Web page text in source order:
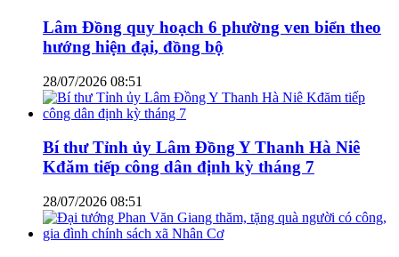
Lâm Đồng quy hoạch 6 phường ven biển theo
hướng hiện đại, đồng bộ
28/07/2026 08:51
Bí thư Tỉnh ủy Lâm Đồng Y Thanh Hà Niê
Kđăm tiếp công dân định kỳ tháng 7
28/07/2026 08:51